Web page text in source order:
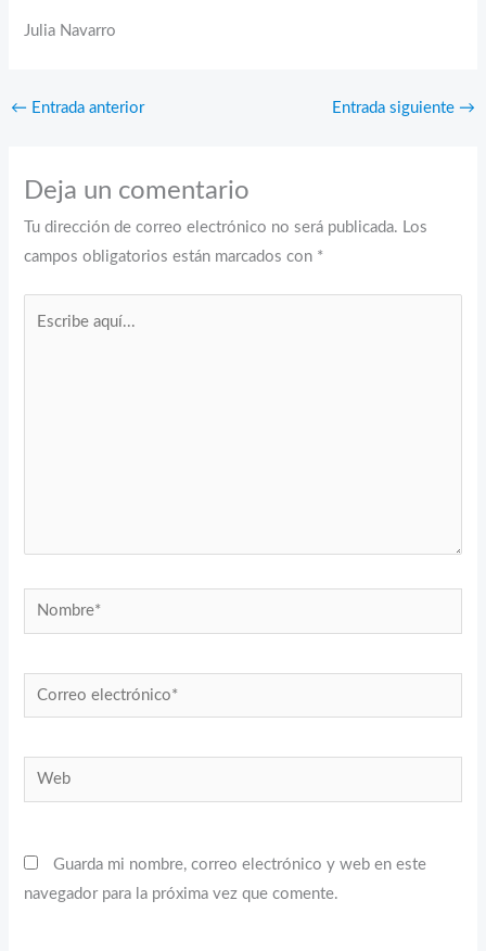
Julia Navarro
← Entrada anterior Entrada siguiente →
Deja un comentario
Tu dirección de correo electrónico no será publicada. Los
campos obligatorios están marcados con *
Nombre*
Correo
electrónico*
Web
Guarda mi nombre, correo electrónico y web en este
navegador para la próxima vez que comente.